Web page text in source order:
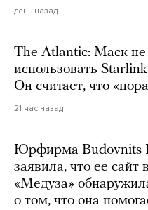
день назад
The Atlantic: Маск не
использовать
Он считает, что
21 час назад
Юрфирма Budovnits
заявила, что ее сайт
«Медуза»
о том, что она